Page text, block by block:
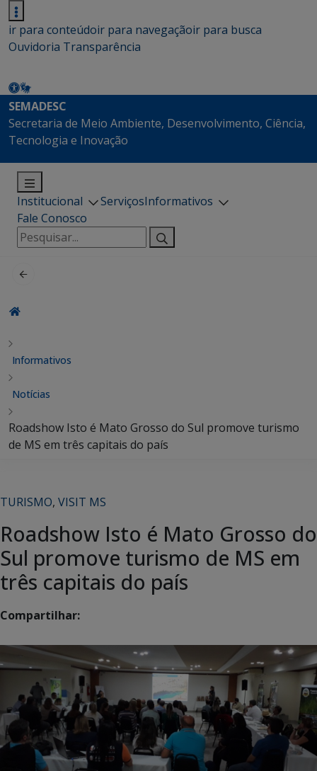
ir para conteúdoir para navegaçãoir para busca
Ouvidoria Transparência
SEMADESC
Secretaria de Meio Ambiente, Desenvolvimento, Ciência,
Tecnologia e Inovação
Institucional ServiçosInformativos
Fale Conosco
Pesquisar
por:
Informativos
Notícias
Roadshow Isto é Mato Grosso do Sul promove turismo
de MS em três capitais do país
TURISMO, VISIT MS
Roadshow Isto é Mato Grosso do
Sul promove turismo de MS em
três capitais do país
Compartilhar: